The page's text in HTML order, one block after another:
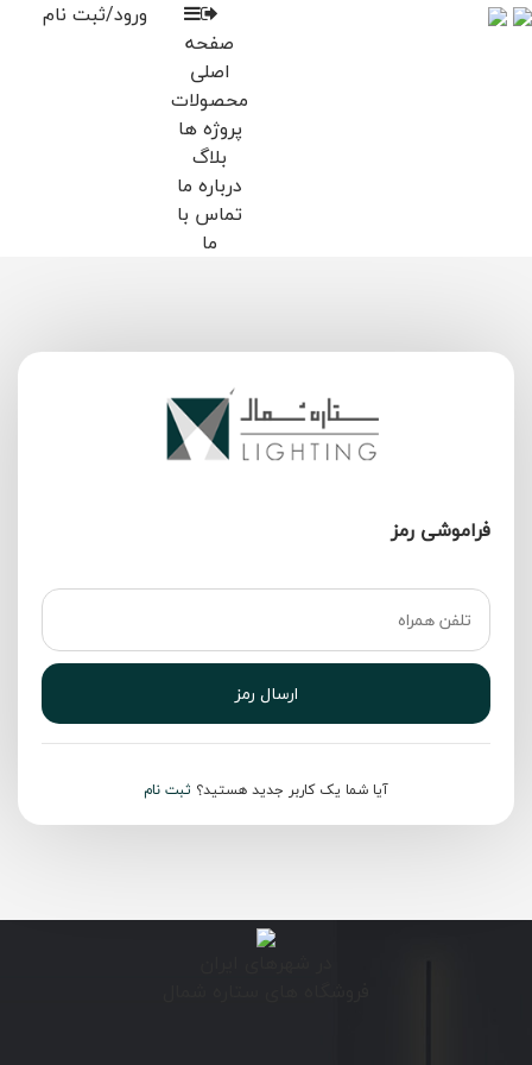
صفحه
اصلی
محصولات
پروژه ها
بلاگ
درباره ما
تماس با
ما
ورود/ثبت نام
فراموشی رمز
ارسال رمز
آیا شما یک کاربر جدید هستید؟ ثبت نام